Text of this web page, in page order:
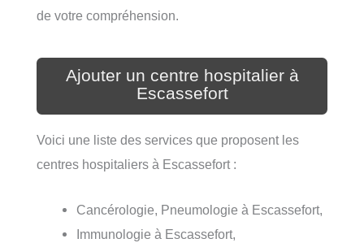
de votre compréhension.
Ajouter un centre hospitalier à
Escassefort
Voici une liste des services que proposent les
centres hospitaliers à Escassefort :
Cancérologie, Pneumologie à Escassefort,
Immunologie à Escassefort,